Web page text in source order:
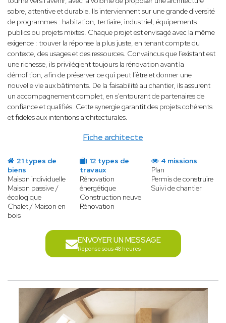
Fiche architecte
sobre, attentive et durable. Ils interviennent sur une grande diversité
de programmes : habitation, tertiaire, industriel, équipements
publics ou projets mixtes. Chaque projet est envisagé avec la même
exigence : trouver la réponse la plus juste, en tenant compte du
contexte, des usages et des ressources. Convaincus que l’existant est
une richesse, ils privilégient toujours la rénovation avant la
démolition, afin de préserver ce qui peut l’être et donner une
nouvelle vie aux bâtiments. De la faisabilité au chantier, ils assurent
un accompagnement complet, en s'entourant de partenaires de
confiance et qualifiés. Cette synergie garantit des projets cohérents
et fidèles aux intentions architecturales.
21 types de
biens
Maison individuelle
Maison passive /
écologique
Chalet / Maison en
bois
12 types de
travaux
Rénovation
énergétique
Construction neuve
Rénovation
4 missions
Plan
Permis de construire
Suivi de chantier
ENVOYER UN MESSAGE
Réponse sous 48 heures